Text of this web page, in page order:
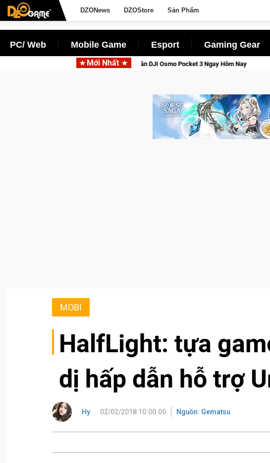
DZONews DZOStore Sản Phẩm
PC/ Web Mobile Game Esport Gaming Gear
Mới Nhất
Tỉnh, Săn DJI Osmo Pocket 3 Ngay Hôm Nay Lineage W – Quyền lực và
MOBI
HalfLight: tựa
dị hấp dẫn hỗ trợ
Hy 02/02/2018 10:00:00 Nguồn: Gematsu